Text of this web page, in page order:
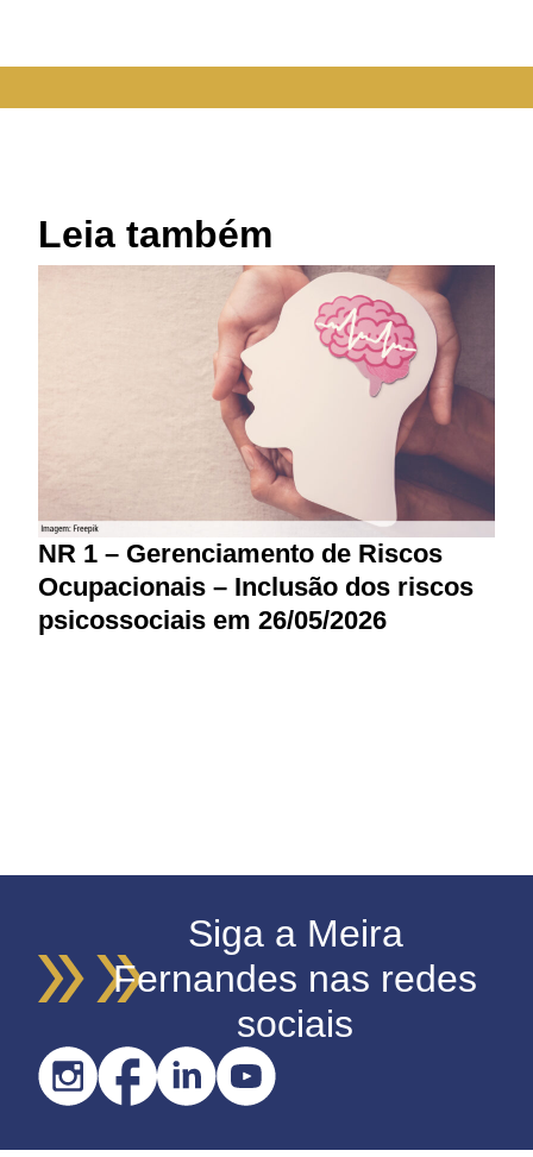
Leia também
NR 1 – Gerenciamento de Riscos
Ocupacionais – Inclusão dos riscos
psicossociais em 26/05/2026
Siga a Meira
Fernandes nas redes
sociais